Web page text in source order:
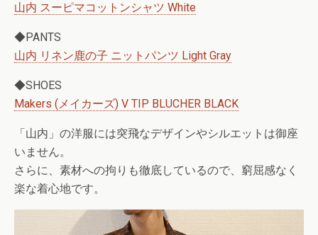
山内 スーピマコットンシャツ White
◆PANTS
山内 リネン鹿の子 ニットパンツ Light Gray
◆SHOES
Makers (メイカーズ) V TIP BLUCHER BLACK
「山内」の洋服には突飛なデザインやシルエットは御座
いません。
さらに、素材への拘りも徹底しているので、窮屈感なく
楽な着心地です。